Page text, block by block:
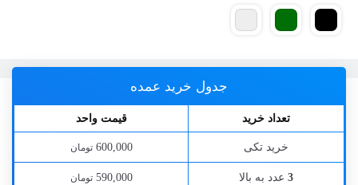
جدول خرید عمده
تعداد خرید قیمت واحد
خرید تکی 600,000 تومان
3 عدد به بالا 590,000 تومان